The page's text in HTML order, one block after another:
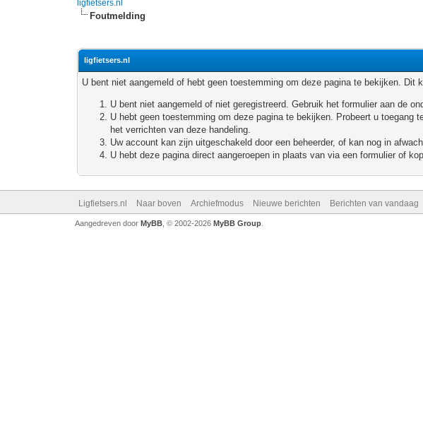
ligfietsers.nl
Foutmelding
ligfietsers.nl
U bent niet aangemeld of hebt geen toestemming om deze pagina te bekijken. Dit
U bent niet aangemeld of niet geregistreerd. Gebruik het formulier aan de
U hebt geen toestemming om deze pagina te bekijken. Probeert u
het verrichten van deze handeling.
Uw account kan zijn uitgeschakeld door een beheerder, of kan nog in
U hebt deze pagina direct aangeroepen in plaats van via een formulier of
Ligfietsers.nl Naar boven Archiefmodus Nieuwe berichten Berichten van vandaag
Aangedreven door MyBB, © 2002-2026 MyBB Group.